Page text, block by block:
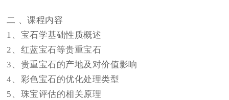
二 、课程内容
1、 宝石学基础性质概述
2、 红蓝宝石等贵重宝石
3、 贵重宝石的产地及对价值影响
4、 彩色宝石的优化处理类型
5、 珠宝评估的相关原理